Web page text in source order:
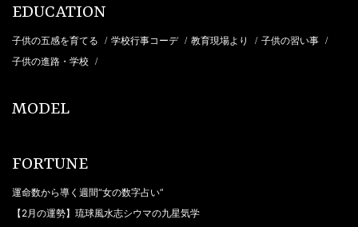
EDUCATION
子供の五感を育てる / 学校行事コーデ / 教育現場より / 子供の習い事 /
子供の進路・学校 /
MODEL
FORTUNE
運命数から導く週間“女の数字占い”
【2月の運勢】琉球風水志シウマの九星気学